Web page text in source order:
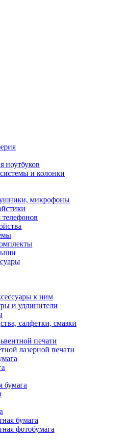
ноутбуков
и колонки
микрофоны
к ним
и удлинители
салфетки, смазки
печати
лазерной печати
бумага
бумага
фотобумага